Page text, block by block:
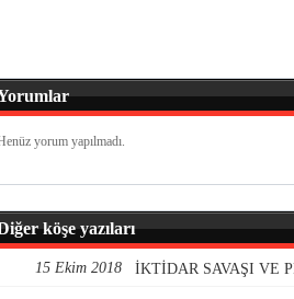
yorum yapılmadı.
köşe yazıları
15 Ekim 2018 İKTİDAR SAVAŞI VE